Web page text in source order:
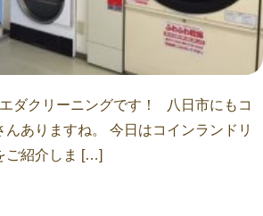
クリーニングです！ 八日市にもコ
ありますね。 今日はコインランドリ
ご紹介しま […]